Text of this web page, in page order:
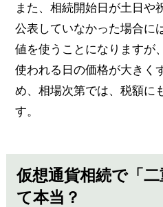
また、相続開始日が土日や
公表していなかった場合に
値を使うことになりますが
使われる日の価格が大きく
め、相場次第では、税額に
す。
仮想通貨相続で「
て本当？